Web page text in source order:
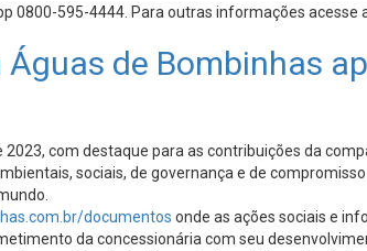
0800-595-4444. Para outras informações
de Bombinhas
com destaque para as contribuições da
sociais, de governança e de
documentos onde as ações sociais e
da concessionária com seu